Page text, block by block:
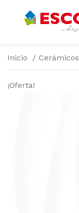
Inicio Cerámicos
¡Oferta!